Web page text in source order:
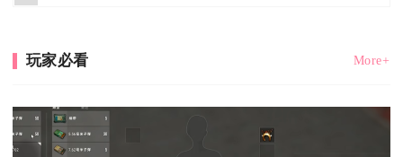
玩家必看 More+